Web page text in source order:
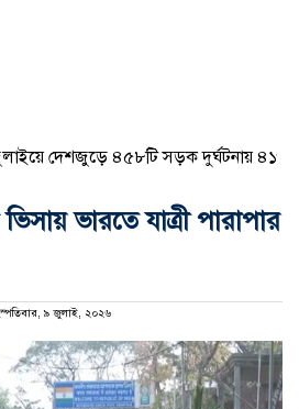
দেশজুড়ে ৪৫৮টি সড়ক দুর্ঘটনায় ৪১৬ জন
ভারতে যাত্রী পারাপার
৯ জুলাই, ২০২৬